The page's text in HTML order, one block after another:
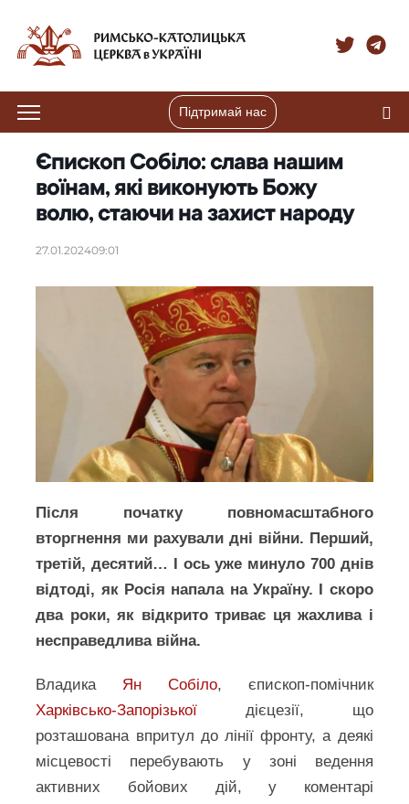
Підтримай нас
Єпископ Собіло: слава нашим
воїнам, які виконують Божу
волю, стаючи на захист народу
27.01.202409:01
Після початку повномасштабного
вторгнення ми рахували дні війни. Перший,
третій, десятий… І ось уже минуло 700 днів
відтоді, як Росія напала на Україну. І скоро
два роки, як відкрито триває ця жахлива і
несправедлива війна.
Владика Ян Собіло, єпископ-помічник
Харківсько-Запорізької дієцезії, що
розташована впритул до лінії фронту, а деякі
місцевості перебувають у зоні ведення
активних бойових дій, у коментарі